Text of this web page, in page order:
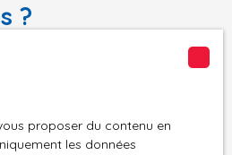
?
Moissat (63190)
Localisation
proposer du contenu en
les données